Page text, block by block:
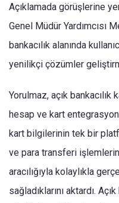
Açıklamada görüşlerine
Genel Müdür Yardımcısı
bankacılık alanında
yenilikçi çözümler
Yorulmaz, açık bankacılık
hesap ve kart
kart bilgilerinin tek bir
ve para transferi
aracılığıyla kolaylıkla
sağladıklarını aktardı.